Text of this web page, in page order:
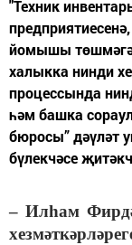
"Техник
йомышы
халыкка нинди
процессында
һәм башка
бюросы” дәүләт
бүлекчәсе
– Илһам